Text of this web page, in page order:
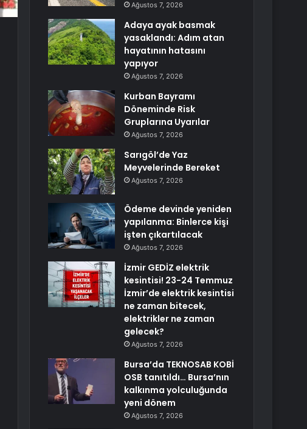
Ağustos 7, 2026
Adaya ayak basmak
yasaklandı: Adım atan
hayatının hatasını
yapıyor
Ağustos 7, 2026
Kurban Bayramı
Döneminde Risk
Gruplarına Uyarılar
Ağustos 7, 2026
Sarıgöl’de Yaz
Meyvelerinde Bereket
Ağustos 7, 2026
Ödeme devinde yeniden
yapılanma: Binlerce kişi
işten çıkartılacak
Ağustos 7, 2026
İzmir GEDİZ elektrik
kesintisi! 23-24 Temmuz
İzmir’de elektrik kesintisi
ne zaman bitecek,
elektrikler ne zaman
gelecek?
Ağustos 7, 2026
Bursa’da TEKNOSAB KOBİ
OSB tanıtıldı… Bursa’nın
kalkınma yolculuğunda
yeni dönem
Ağustos 7, 2026